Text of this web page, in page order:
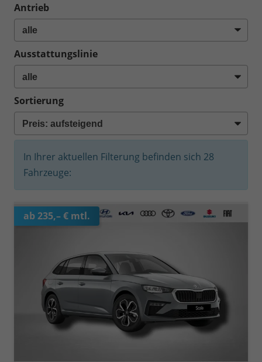
Antrieb
Ausstattungslinie
Sortierung
In Ihrer aktuellen Filterung befinden sich 28
Fahrzeuge:
ab 235,– € mtl.